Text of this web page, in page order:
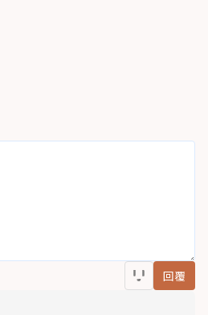
回覆